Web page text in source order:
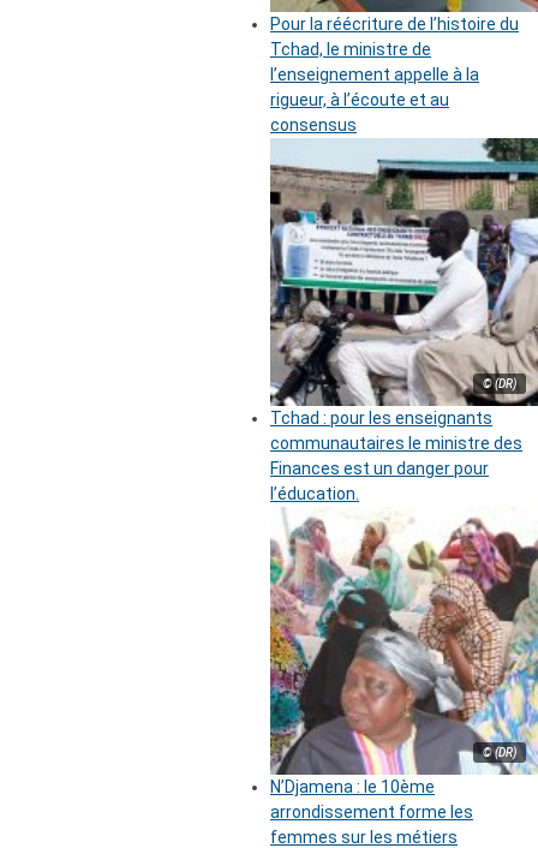
Pour la réécriture de l’histoire du
Tchad, le ministre de
l’enseignement appelle à la
rigueur, à l’écoute et au
consensus
© (DR)
Tchad : pour les enseignants
communautaires le ministre des
Finances est un danger pour
l’éducation.
© (DR)
N’Djamena : le 10ème
arrondissement forme les
femmes sur les métiers